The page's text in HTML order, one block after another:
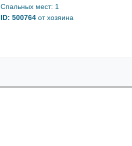
Спальных мест: 1
ID: 500764 от хозяина